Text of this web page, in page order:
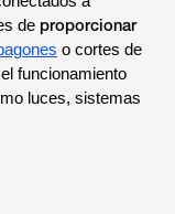
de proporcionar
o cortes de
funcionamiento
luces, sistemas